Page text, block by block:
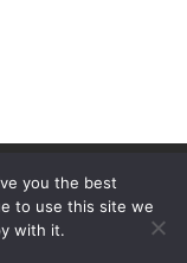
you the best
to use this site we
with it.